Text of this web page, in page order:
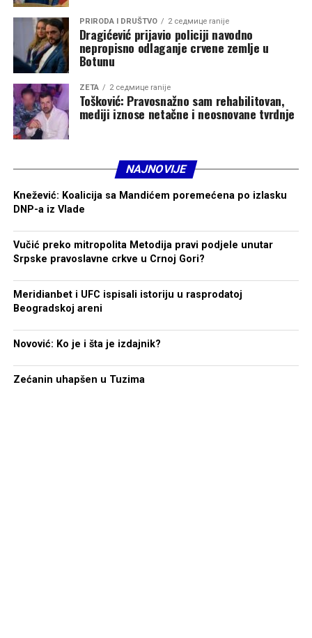
Prosječna zarada nastavila je rast, sa 706 na 808 eura.
Spajićeva vlada: Novi rekordni iznosi
Spajića, zabilježeni su novi rekordi.
Minimalna zarada povećana je sa 450 na 600 eura (uz viši
iznos od 800 eura za visoku stručnu spremu), minimalna
dostigla 1.033 eura, u odnosu na oko 803 eura na
Prosječna penzija porasla je sa 425 na 561 euro, što
predstavlja najveći nominalni iznos do sada.
PRIRODA I DRUŠTVO 2 седмице ranije
Dragićević prijavio policiji navodno
nepropisno odlaganje crvene zemlje u
Botunu
ZETA 2 седмице ranije
Tošković: Pravosnažno sam rehabilitovan,
mediji iznose netačne i neosnovane tvrdnje
NAJNOVIJE
Knežević: Koalicija sa Mandićem poremećena po izlasku
DNP-a iz Vlade
Vučić preko mitropolita Metodija pravi podjele unutar
Srpske pravoslavne crkve u Crnoj Gori?
Meridianbet i UFC ispisali istoriju u rasprodatoj
Beogradskoj areni
Novović: Ko je i šta je izdajnik?
Zećanin uhapšen u Tuzima